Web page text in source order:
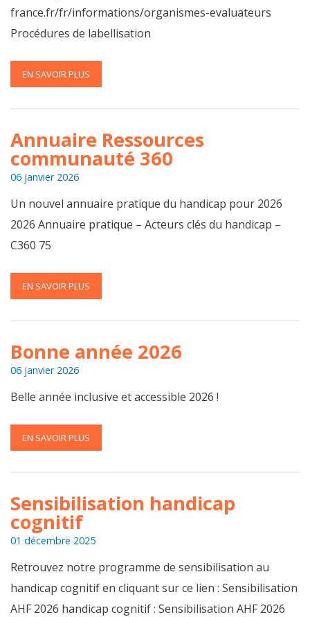
france.fr/fr/informations/organismes-evaluateurs
Procédures de labellisation
EN SAVOIR PLUS
Annuaire Ressources
communauté 360
06 janvier 2026
Un nouvel annuaire pratique du handicap pour 2026
2026 Annuaire pratique – Acteurs clés du handicap –
C360 75
EN SAVOIR PLUS
Bonne année 2026
06 janvier 2026
Belle année inclusive et accessible 2026 !
EN SAVOIR PLUS
Sensibilisation handicap
cognitif
01 décembre 2025
Retrouvez notre programme de sensibilisation au
handicap cognitif en cliquant sur ce lien : Sensibilisation
AHF 2026 handicap cognitif : Sensibilisation AHF 2026